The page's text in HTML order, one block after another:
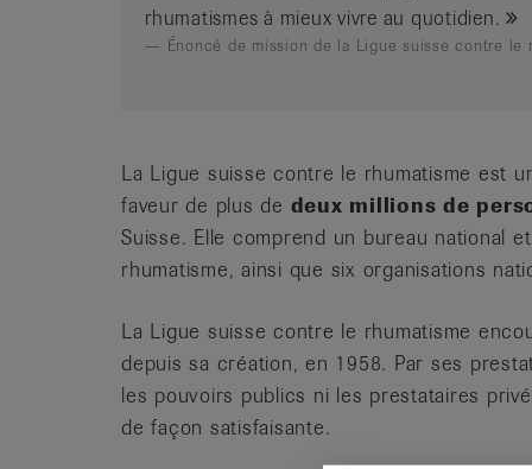
rhumatismes à mieux vivre au quotidien.
Énoncé de mission de la Ligue suisse contre le
La Ligue suisse contre le rhumatisme est
faveur de plus de deux millions de
Suisse. Elle comprend un bureau national
rhumatisme, ainsi que six organisations
La Ligue suisse contre le rhumatisme
depuis sa création, en 1958. Par ses
les pouvoirs publics ni les prestataires
de façon satisfaisante.